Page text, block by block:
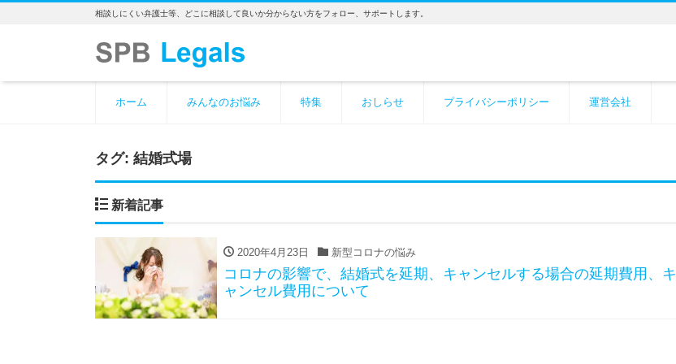
相談しにくい弁護士等、どこに相談して良いか分からない方をフォロー、サポートします。
ホーム みんなのお悩み 特集 おしらせ プライバシーポリシー 運営会社
タグ: 結婚式場
新着記事
2020年4月23日 新型コロナの悩み
コロナの影響で、結婚式を延期、キャンセルする場合の延期費用、キ
ャンセル費用について